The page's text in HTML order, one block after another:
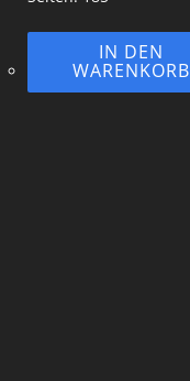
IN DEN
WARENKORB